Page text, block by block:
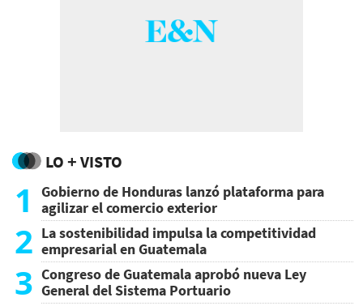
LO + VISTO
1
Gobierno de Honduras lanzó plataforma para
agilizar el comercio exterior
2 La sostenibilidad impulsa la competitividad
empresarial en Guatemala
3 Congreso de Guatemala aprobó nueva Ley
General del Sistema Portuario